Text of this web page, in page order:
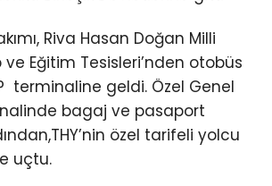
Riva Hasan Doğan Milli
ve Eğitim Tesisleri’nden otobüs
terminaline geldi. Özel Genel
bagaj ve pasaport
özel tarifeli yolcu
uçtu.